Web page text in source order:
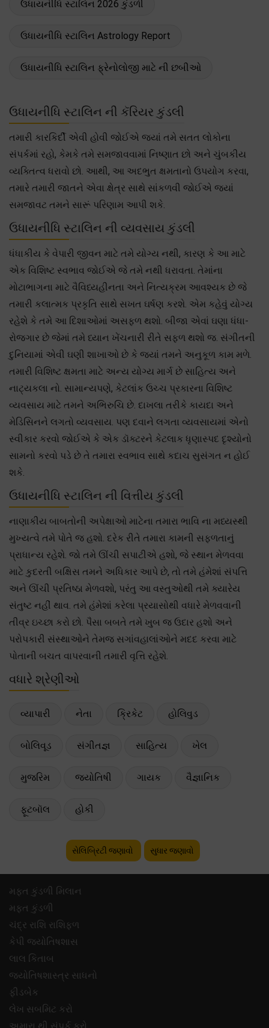
ઉધાયનીધિ સ્ટાલિન 2026 કુંડળી
ઉધાયનીધિ સ્ટાલિન Astrology Report
ઉધાયનીધિ સ્ટાલિન ફ્રેનોલોજી માટે ની છબીઓ
ઉધાયનીધિ સ્ટાલિન ની કૅરિયર કુંડલી
તમારી કારકિર્દી એવી હોવી જોઈએ જ્યાં તમે સતત લોકોના
સંપર્કમાં રહો, કેમકે તમે સમજાવવામાં નિષ્ણાત છો અને ચુંબકીય
વ્યક્તિત્વ ધરાવો છો. આથી, આ અદભુત ક્ષમતાનો ઉપયોગ કરવા,
તમારે તમારી જાતને એવા ક્ષેત્ર સાથે સાંકળવી જોઈએ જ્યાં
સમજાવટ તમને સારૂં પરિણામ આપી શકે.
ઉધાયનીધિ સ્ટાલિન ની વ્યવસાય કુંડલી
ધંધાકીય કે વેપારી જીવન માટે તમે યોગ્ય નથી, કારણ કે આ માટે
એક વિશિષ્ટ સ્વભાવ જોઈએ જે તમે નથી ધરાવતા. તેમાંના
મોટાભાગના માટે વૈવિધ્યહીનતા અને નિત્યક્રમ આવશ્યક છે જે
તમારી કલાત્મક પ્રકૃતિ સાથે સખત ઘર્ષણ કરશે. એમ કહેવું યોગ્ય
રહેશે કે તમે આ દિશાઓમાં અસફળ થશો. બીજા એવાં ઘણા ધંધા-
રોજગાર છે જેમાં તમે ધ્યાન ખેંચનારી રીતે સફળ થશો જ. સંગીતની
દુનિયામાં એવી ઘણી શાખાઓ છે કે જ્યાં તમને અનુકૂળ કામ મળે.
તમારી વિશિષ્ટ ક્ષમતા માટે અન્ય યોગ્ય માર્ગ છે સાહિત્ય અને
નાટ્યકલા નો. સામાન્યપણે, કેટલાંક ઉચ્ચ પ્રકારના વિશિષ્ટ
વ્યવસાય માટે તમને અભિરુચિ છે. દાખલા તરીકે કાયદા અને
મેડિસિનને લગતો વ્યવસાય. પણ દવાને લગતા વ્યવસાયમાં એનો
સ્વીકાર કરવો જોઈએ કે એક ડૉક્ટરને કેટલાક ધૃણાસ્પદ દૃશ્યોનો
સામનો કરવો પડે છે તે તમારા સ્વભાવ સાથે કદાચ સુસંગત ન હોઈ
શકે.
ઉધાયનીધિ સ્ટાલિન ની વિત્તીય કુંડલી
નાણાકીય બાબતોની અપેક્ષાઓ માટેના તમારા ભાવિ ના મધ્યસ્થી
મુખ્યત્વે તમે પોતે જ હશો. દરેક રીતે તમારા કામની સફળતાનું
પ્રાધાન્ય રહેશે. જો તમે ઊંચી સપાટીએ હશો, જે સ્થાન મેળવવા
માટે કુદરતી બક્ષિસ તમને અધિકાર આપે છે, તો તમે હંમેશાં સંપત્તિ
અને ઊંચી પ્રતિષ્ઠા મેળવશો, પરંતુ આ વસ્તુઓથી તમે ક્યારેય
સંતુષ્ટ નહીં થાવ. તમે હંમેશાં કરેલા પ્રયાસોથી વધારે મેળવવાની
તીવ્ર ઇચ્છા કરો છો. પૈસા બબતે તમે ખુબ જ ઉદાર હશો અને
પરોપકારી સંસ્થાઓને તેમજ સગાંવહાલાંઓને મદદ કરવા માટે
પોતાની બચત વાપરવાની તમારી વૃત્તિ રહેશે.
વધારે શ્રેણીઓ
વ્યાપારી નેતા ક્રિકેટ હોલિવુડ
બોલિવૂડ સંગીતજ્ઞ સાહિત્ય ખેલ
મુજરિમ જ્યોતિષી ગાયક વૈજ્ઞાનિક
ફૂટબૉલ હોકી
સેલિબ્રિટી જણાવો સુધાર જણાવો
મફ્ત કુંડળી મિલાન
મફ્ત કુંડળી
ચંદ્ર રાશિ રાશિફળ
કેપી જ્યોતિષશાસ
લાલ કિતાબ
જ્યોતિષશાસ્ત્ર સાધનો
ફીડબેક
લેખ સબમિટ કરો